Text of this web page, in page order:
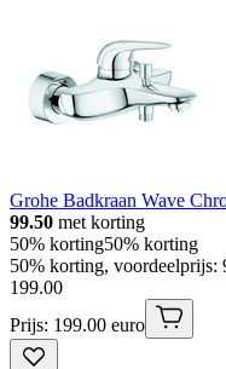
Grohe Badkraan Wave
99.50 met korting
50% korting50% korting
50% korting, voordeelprijs:
199.00
Prijs: 199.00 euro